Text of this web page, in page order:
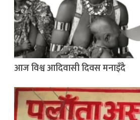
आज विश्व आदिवासी दिवस मनाइँदै